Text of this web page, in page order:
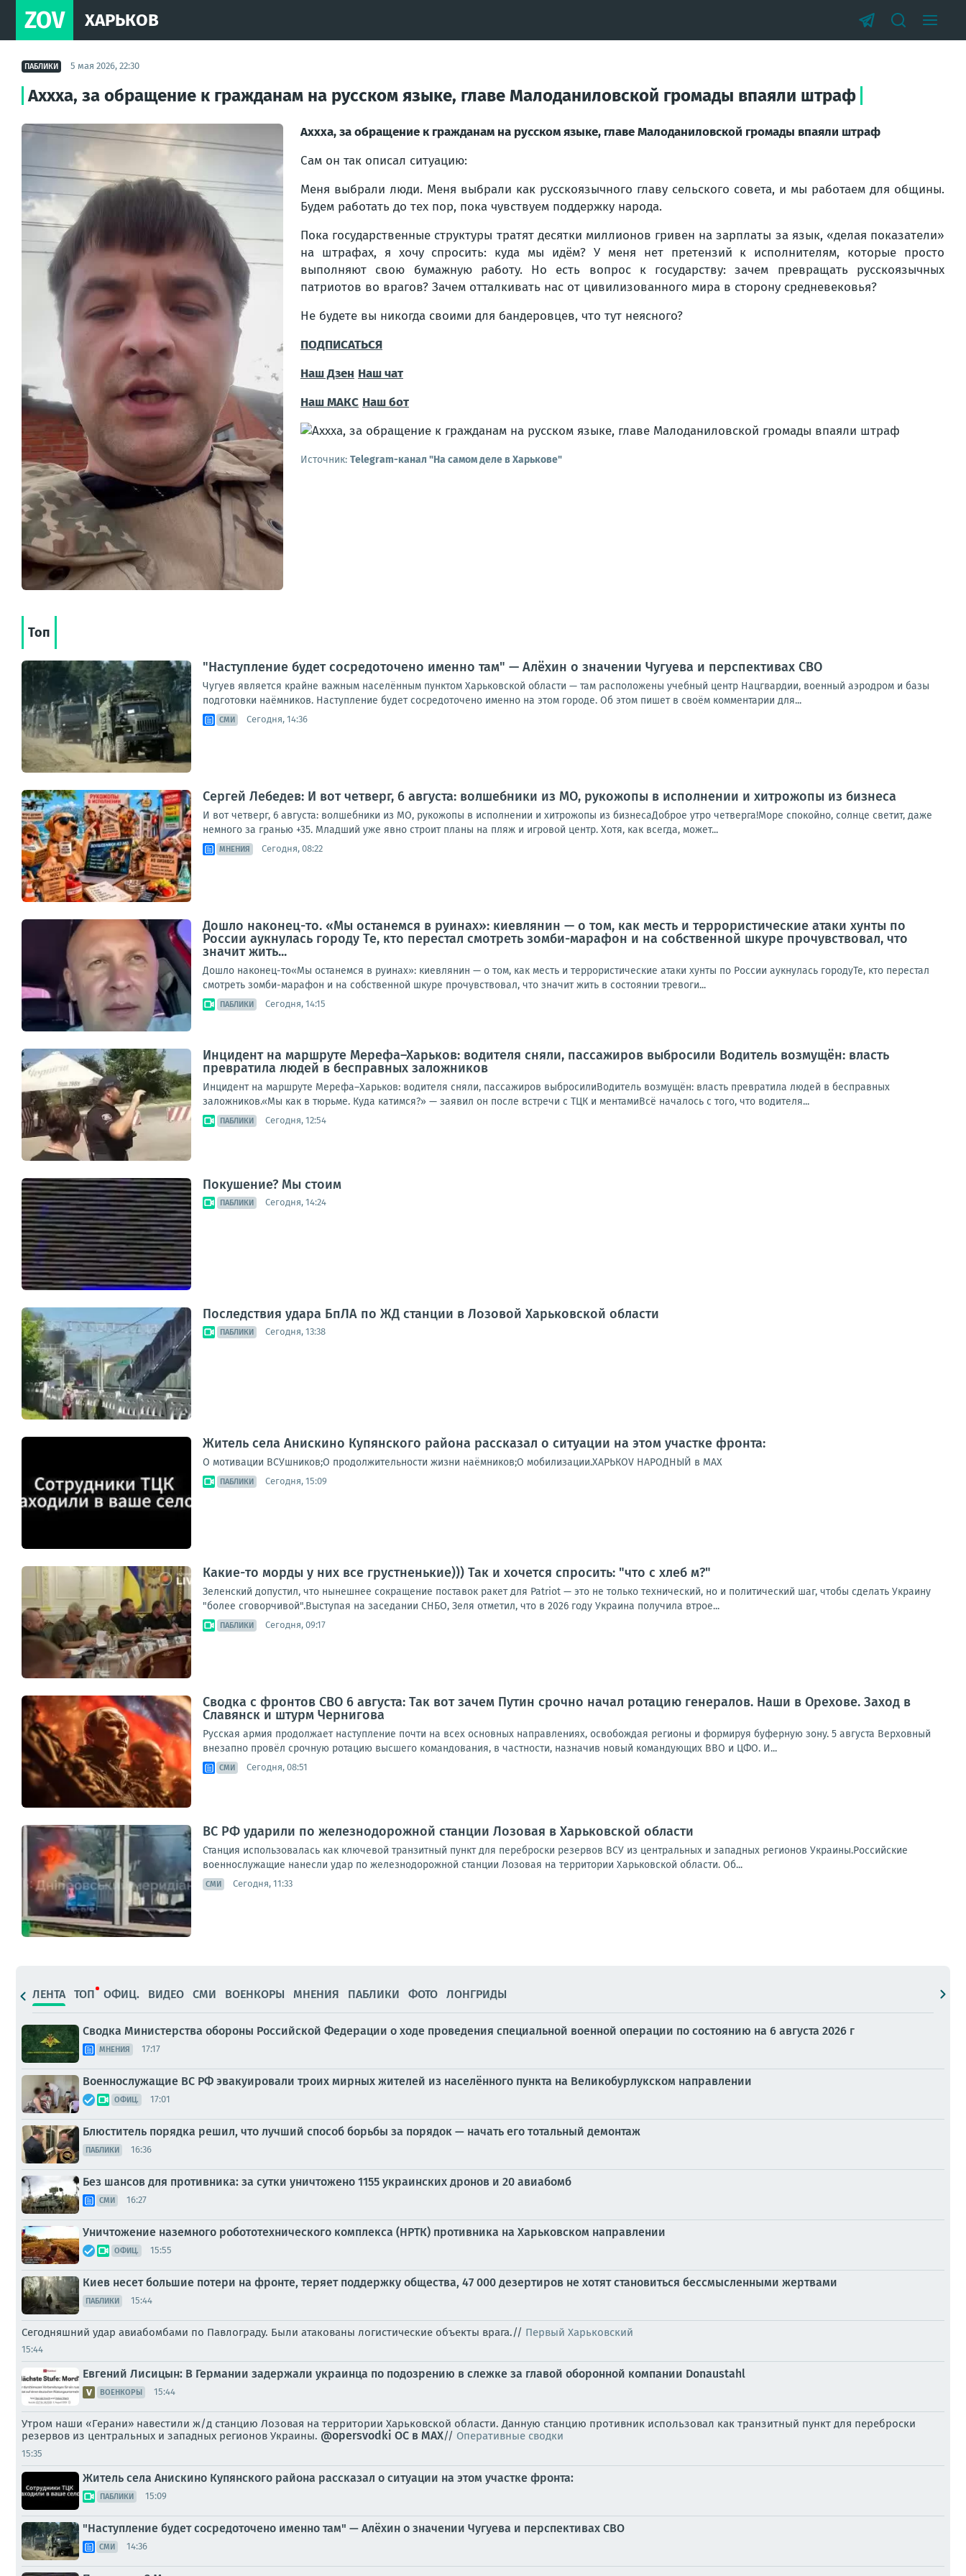
ZOV ХАРЬКОВ
ПАБЛИКИ 5 мая 2026, 22:30
Аххха, за обращение к гражданам на русском языке, главе Малоданиловской громады впаяли штраф
Аххха, за обращение к гражданам на русском языке, главе Малоданиловской громады впаяли штраф
Сам он так описал ситуацию:
Меня выбрали люди. Меня выбрали как русскоязычного главу сельского совета, и мы работаем для общины.
Будем работать до тех пор, пока чувствуем поддержку народа.
Пока государственные структуры тратят десятки миллионов гривен на зарплаты за язык, «делая показатели»
на штрафах, я хочу спросить: куда мы идём? У меня нет претензий к исполнителям, которые просто
выполняют свою бумажную работу. Но есть вопрос к государству: зачем превращать русскоязычных
патриотов во врагов? Зачем отталкивать нас от цивилизованного мира в сторону средневековья?
Не будете вы никогда своими для бандеровцев, что тут неясного?
ПОДПИСАТЬСЯ
Наш Дзен Наш чат
Наш МАКС Наш бот
Источник: Telegram-канал "На самом деле в Харькове"
Топ
"Наступление будет сосредоточено именно там" — Алёхин о значении Чугуева и перспективах СВО
Чугуев является крайне важным населённым пунктом Харьковской области — там расположены учебный центр Нацгвардии, военный аэродром и базы
подготовки наёмников. Наступление будет сосредоточено именно на этом городе. Об этом пишет в своём комментарии для...
СМИ Сегодня, 14:36
Сергей Лебедев: И вот четверг, 6 августа: волшебники из МО, рукожопы в исполнении и хитрожопы из бизнеса
И вот четверг, 6 августа: волшебники из МО, рукожопы в исполнении и хитрожопы из бизнесаДоброе утро четверга!Море спокойно, солнце светит, даже
немного за гранью +35. Младший уже явно строит планы на пляж и игровой центр. Хотя, как всегда, может...
МНЕНИЯ Сегодня, 08:22
Дошло наконец-то. «Мы останемся в руинах»: киевлянин — о том, как месть и террористические атаки хунты по
России аукнулась городу Те, кто перестал смотреть зомби-марафон и на собственной шкуре прочувствовал, что
значит жить...
Дошло наконец-то«Мы останемся в руинах»: киевлянин — о том, как месть и террористические атаки хунты по России аукнулась городуТе, кто перестал
смотреть зомби-марафон и на собственной шкуре прочувствовал, что значит жить в состоянии тревоги...
ПАБЛИКИ Сегодня, 14:15
Инцидент на маршруте Мерефа–Харьков: водителя сняли, пассажиров выбросили Водитель возмущён: власть
превратила людей в бесправных заложников
Инцидент на маршруте Мерефа–Харьков: водителя сняли, пассажиров выбросилиВодитель возмущён: власть превратила людей в бесправных
заложников.«Мы как в тюрьме. Куда катимся?» — заявил он после встречи с ТЦК и ментамиВсё началось с того, что водителя...
ПАБЛИКИ Сегодня, 12:54
Покушение? Мы стоим
ПАБЛИКИ Сегодня, 14:24
Последствия удара БпЛА по ЖД станции в Лозовой Харьковской области
ПАБЛИКИ Сегодня, 13:38
Житель села Анискино Купянского района рассказал о ситуации на этом участке фронта:
О мотивации ВСУшников;О продолжительности жизни наёмников;О мобилизации.ХАРЬКОV НАРОДНЫЙ в MAX
ПАБЛИКИ Сегодня, 15:09
Какие-то морды у них все грустненькие))) Так и хочется спросить: "что с хлеб м?"
Зеленский допустил, что нынешнее сокращение поставок ракет для Patriot — это не только технический, но и политический шаг, чтобы сделать Украину
"более сговорчивой".Выступая на заседании СНБО, Зеля отметил, что в 2026 году Украина получила втрое...
ПАБЛИКИ Сегодня, 09:17
Сводка с фронтов СВО 6 августа: Так вот зачем Путин срочно начал ротацию генералов. Наши в Орехове. Заход в
Славянск и штурм Чернигова
Русская армия продолжает наступление почти на всех основных направлениях, освобождая регионы и формируя буферную зону. 5 августа Верховный
внезапно провёл срочную ротацию высшего командования, в частности, назначив новый командующих ВВО и ЦФО. И...
СМИ Сегодня, 08:51
ВС РФ ударили по железнодорожной станции Лозовая в Харьковской области
Станция использовалась как ключевой транзитный пункт для переброски резервов ВСУ из центральных и западных регионов Украины.Российские
военнослужащие нанесли удар по железнодорожной станции Лозовая на территории Харьковской области. Об...
СМИ Сегодня, 11:33
ЛЕНТА ТОП ОФИЦ. ВИДЕО СМИ ВОЕНКОРЫ МНЕНИЯ ПАБЛИКИ ФОТО ЛОНГРИДЫ
Сводка Министерства обороны Российской Федерации о ходе проведения специальной военной операции по состоянию на 6 августа 2026 г
МНЕНИЯ 17:17
Военнослужащие ВС РФ эвакуировали троих мирных жителей из населённого пункта на Великобурлукском направлении
ОФИЦ. 17:01
Блюститель порядка решил, что лучший способ борьбы за порядок — начать его тотальный демонтаж
ПАБЛИКИ 16:36
Без шансов для противника: за сутки уничтожено 1155 украинских дронов и 20 авиабомб
СМИ 16:27
Уничтожение наземного робототехнического комплекса (НРТК) противника на Харьковском направлении
ОФИЦ. 15:55
Киев несет большие потери на фронте, теряет поддержку общества, 47 000 дезертиров не хотят становиться бессмысленными жертвами
ПАБЛИКИ 15:44
Сегодняшний удар авиабомбами по Павлограду. Были атакованы логистические объекты врага.// Первый Харьковский
15:44
Евгений Лисицын: В Германии задержали украинца по подозрению в слежке за главой оборонной компании Donaustahl
ВОЕНКОРЫ 15:44
Утром наши «Герани» навестили ж/д станцию Лозовая на территории Харьковской области. Данную станцию противник использовал как транзитный пункт для переброски
резервов из центральных и западных регионов Украины. @opersvodki ОС в MAX// Оперативные сводки
15:35
Житель села Анискино Купянского района рассказал о ситуации на этом участке фронта:
ПАБЛИКИ 15:09
"Наступление будет сосредоточено именно там" — Алёхин о значении Чугуева и перспективах СВО
СМИ 14:36